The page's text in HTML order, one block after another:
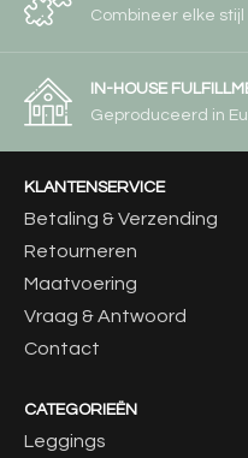
Combineer elke stijl
IN-HOUSE
Geproduceerd in
KLANTENSERVICE
Betaling & Verzending
Retourneren
Maatvoering
Vraag & Antwoord
Contact
CATEGORIEËN
Leggings